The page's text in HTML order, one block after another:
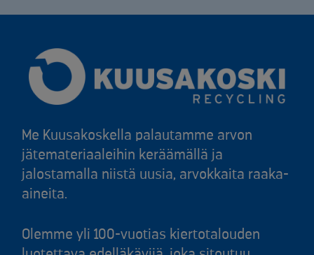
Me Kuusakoskella palautamme arvon
jätemateriaaleihin keräämällä ja
jalostamalla niistä uusia, arvokkaita raaka-
aineita.
Olemme yli 100-vuotias kiertotalouden